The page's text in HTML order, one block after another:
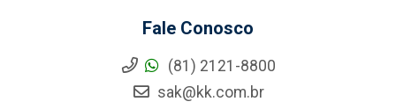
Fale Conosco
(81) 2121-8800
sak@kk.com.br